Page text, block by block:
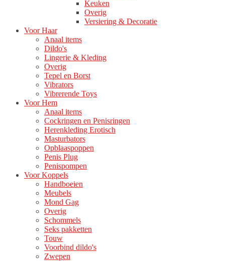
Keuken
Overig
Versiering & Decoratie
Voor Haar
Anaal items
Dildo's
Lingerie & Kleding
Overig
Tepel en Borst
Vibrators
Vibrerende Toys
Voor Hem
Anaal items
Cockringen en Penisringen
Herenkleding Erotisch
Masturbators
Opblaaspoppen
Penis Plug
Penispompen
Voor Koppels
Handboeien
Meubels
Mond Gag
Overig
Schommels
Seks pakketten
Touw
Voorbind dildo's
Zwepen